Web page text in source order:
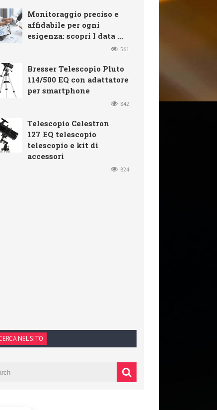
Monitoraggio preciso e
affidabile per ogni
esigenza: scopri I data ...
561
Bresser Telescopio Pluto
114/500 EQ con adattatore
per smartphone
842
Telescopio Celestron
127 EQ telescopio
telescopio e kit di
accessori
824
NEL SITO